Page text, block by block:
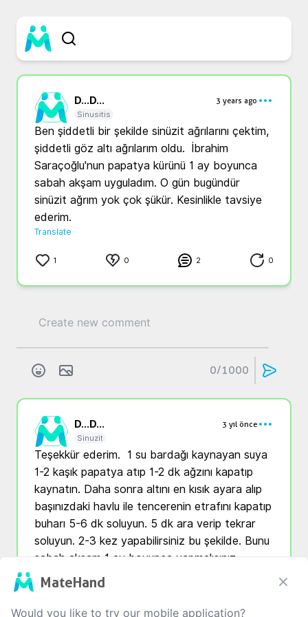
D...D...
3 years ago
Sinusitis
Ben şiddetli bir şekilde sinüzit ağrılarını çektim,
şiddetli göz altı ağrılarım oldu.  İbrahim
Saraçoğlu'nun papatya kürünü 1 ay boyunca
sabah akşam uyguladım. O gün bugündür
sinüzit ağrım yok çok şükür. Kesinlikle tavsiye
ederim.
Translate
1 0 2 0
0/1000
D...D...
3 yıl önce
Sinuzit
Teşekkür ederim.  1 su bardağı kaynayan suya
1-2 kaşık papatya atıp 1-2 dk ağzını kapatıp
kaynatın. Daha sonra altını en kısık ayara alıp
başınızdaki havlu ile tencerenin etrafını kapatıp
buharı 5-6 dk soluyun. 5 dk ara verip tekrar
soluyun. 2-3 kez yapabilirsiniz bu şekilde. Bunu
sabah akşam 1 ay boyunca yapmalısınız.
İnşallah size de faydası olur. Geçmiş olsun.
Translate
MateHand
Would you like to try our mobile application?